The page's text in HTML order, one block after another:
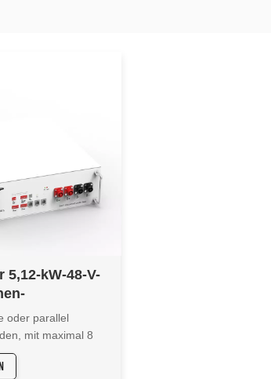
5,12-kW-48-V-
CFE-
oder parallel
mit maximal 8